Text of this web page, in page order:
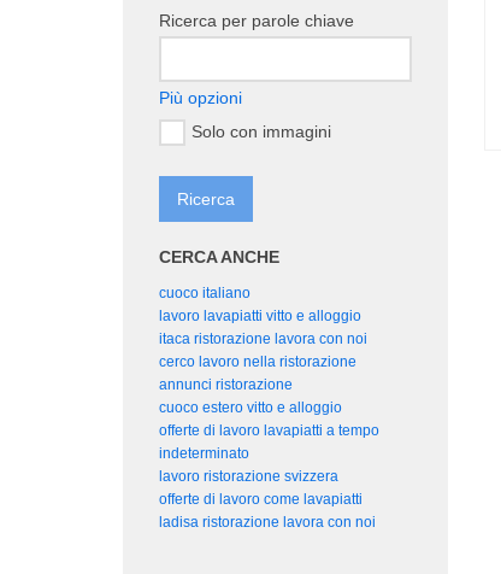
Ricerca per parole chiave
Più opzioni
Solo con immagini
CERCA ANCHE
cuoco italiano
lavoro lavapiatti vitto e alloggio
itaca ristorazione lavora con noi
cerco lavoro nella ristorazione
annunci ristorazione
cuoco estero vitto e alloggio
offerte di lavoro lavapiatti a tempo
indeterminato
lavoro ristorazione svizzera
offerte di lavoro come lavapiatti
ladisa ristorazione lavora con noi